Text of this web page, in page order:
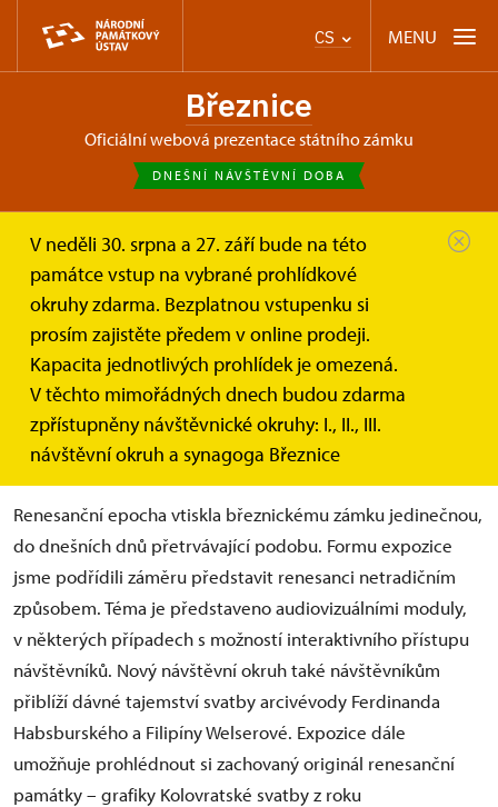
CS MENU
Březnice
oficiální webová prezentace státního zámku
DNEŠNÍ NÁVŠTĚVNÍ DOBA
V neděli 30. srpna a 27. září bude na této
památce vstup na vybrané prohlídkové
okruhy zdarma. Bezplatnou vstupenku si
prosím zajistěte předem v online prodeji.
Kapacita jednotlivých prohlídek je omezená.
V těchto mimořádných dnech budou zdarma
zpřístupněny návštěvnické okruhy: I., II., III.
návštěvní okruh a synagoga Březnice
Březnice
Informace pro návštěvníky
Prohlídkové okruhy
Interaktivní audiovizuální okruh –...
Interaktivní audiovizuální okruh –
Renesance na dotek – pouze na
objednávku min. 24 hod.předem
Renesanční epocha vtiskla březnickému zámku jedinečnou,
do dnešních dnů přetrvávající podobu. Formu expozice
jsme podřídili záměru představit renesanci netradičním
způsobem. Téma je představeno audiovizuálními moduly,
v některých případech s možností interaktivního přístupu
návštěvníků. Nový návštěvní okruh také návštěvníkům
přiblíží dávné tajemství svatby arcivévody Ferdinanda
Habsburského a Filipíny Welserové. Expozice dále
umožňuje prohlédnout si zachovaný originál renesanční
památky – grafiky Kolovratské svatby z roku